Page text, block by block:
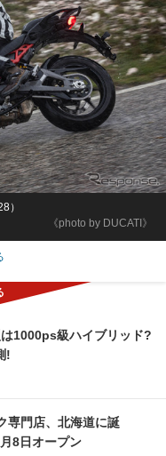
《photo by DUCATI》
）
1000ps級ハイブリッド?
!
専門店、北海道に誕
8日オープン